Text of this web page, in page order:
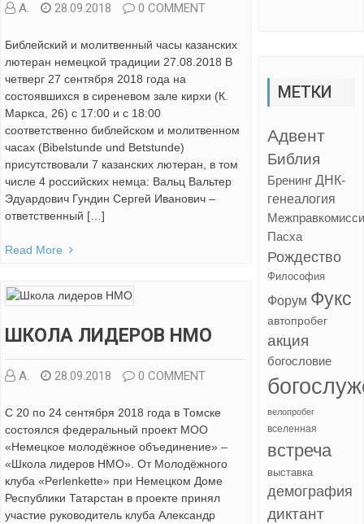
А. 28.09.2018 0 COMMENT
Библейский и молитвенный часы казанских
лютеран немецкой традиции 27.08.2018 В
четверг 27 сентября 2018 года на
состоявшихся в сиреневом зале кирхи (К.
Маркса, 26) с 17:00 и с 18:00
соответственно библейском и молитвенном
часах (Bibelstunde und Betstunde)
присутствовали 7 казанских лютеран, в том
числе 4 российских немца: Вальц Вальтер
Эдуардович Гундин Сергей Иванович –
ответственный […]
Read More
ШКОЛА ЛИДЕРОВ НМО
А. 28.09.2018 0 COMMENT
С 20 по 24 сентября 2018 года в Томске
состоялся федеральный проект МОО
«Немецкое молодёжное объединение» –
«Школа лидеров НМО». От Молодёжного
клуба «Perlenkette» при Немецком Доме
Республики Татарстан в проекте принял
участие руководитель клуба Александр
МЕТКИ
Адвент
Библия
Бренинг ДНК-
генеалогия
Пасха
Рождество
Философия
Форум Фукс
автопробег
акция
богословие
велопробег
вселенная
встреча
выставка
демография
диктант